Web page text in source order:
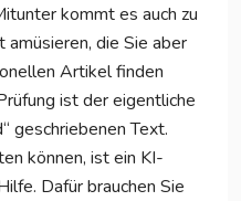
kommt es auch zu
die Sie aber
Artikel finden
ist der eigentliche
geschriebenen Text.
können, ist ein KI-
Dafür brauchen Sie